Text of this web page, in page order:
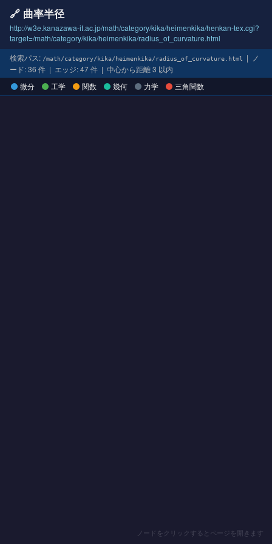
🔗 曲率半径
http://w3e.kanazawa-it.ac.jp/math/category/kika/heimenkika/henkan-tex.cgi?
target=/math/category/kika/heimenkika/radius_of_curvature.html
検索パス: /math/category/kika/heimenkika/radius_of_curvature.html
| ノ
ード: 36 件 | エッジ: 47 件 | 中心から距離 3 以内
微分 工学 関数 幾何 力学 三角関数
ノードをクリックするとページを開きます